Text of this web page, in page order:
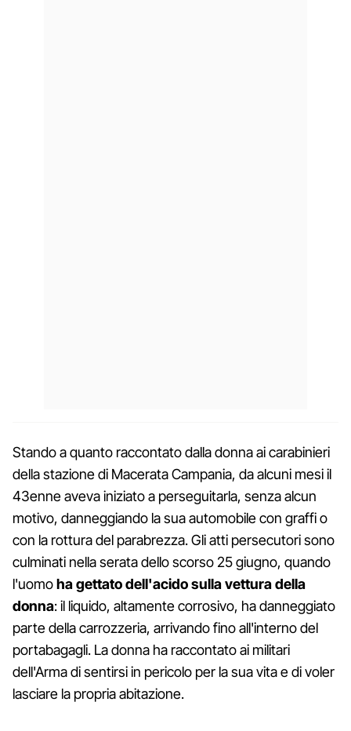
Stando a quanto raccontato dalla donna ai carabinieri
della stazione di Macerata Campania, da alcuni mesi il
43enne aveva iniziato a perseguitarla, senza alcun
motivo, danneggiando la sua automobile con graffi o
con la rottura del parabrezza. Gli atti persecutori sono
culminati nella serata dello scorso 25 giugno, quando
l'uomoha gettato dell'acido sulla vettura della
donna: il liquido, altamente corrosivo, ha danneggiato
parte della carrozzeria, arrivando fino all'interno del
portabagagli. La donna ha raccontato ai militari
dell'Arma di sentirsi in pericolo per la sua vita e di voler
lasciare la propria abitazione.